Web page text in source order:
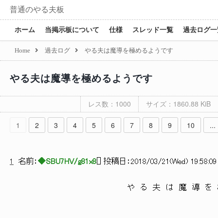
普通のやる夫板
ホーム 当掲示板について 仕様 スレッド一覧 過去ログ
Home 過去ログ やる夫は魔導を極めるようです
やる夫は魔導を極めるようです
レス数：1000 サイズ：1860.88 KiB
1 2 3 4 5 6 7 8 9 10 ...
1 名前： ◆SBU7HV/g81x8 ] 投稿日： 2018/03/21(Wed)
や る 夫 は 魔 導 を 極 め